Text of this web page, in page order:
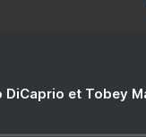
DiCaprio et Tobey